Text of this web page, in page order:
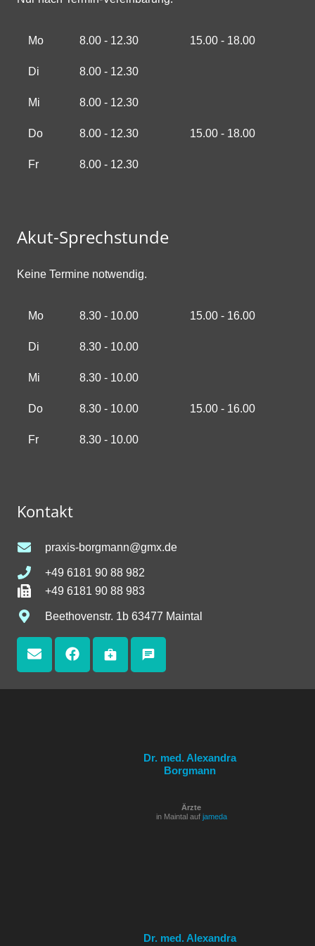
Mo 8.00 - 12.30 15.00 - 18.00
Di 8.00 - 12.30
Mi 8.00 - 12.30
Do 8.00 - 12.30 15.00 - 18.00
Fr 8.00 - 12.30
Akut-Sprechstunde
Keine Termine notwendig.
Mo 8.30 - 10.00 15.00 - 16.00
Di 8.30 - 10.00
Mi 8.30 - 10.00
Do 8.30 - 10.00 15.00 - 16.00
Fr 8.30 - 10.00
Kontakt
praxis-borgmann@gmx.de
+49 6181 90 88 982
+49 6181 90 88 983
Beethovenstr. 1b 63477 Maintal
medical_services chat
Dr. med. Alexandra
Borgmann
Ärzte
in Maintal auf jameda
Dr. med. Alexandra